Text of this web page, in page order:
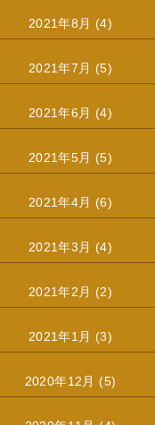
2021年8月 (4)
2021年7月 (5)
2021年6月 (4)
2021年5月 (5)
2021年4月 (6)
2021年3月 (4)
2021年2月 (2)
2021年1月 (3)
2020年12月 (5)